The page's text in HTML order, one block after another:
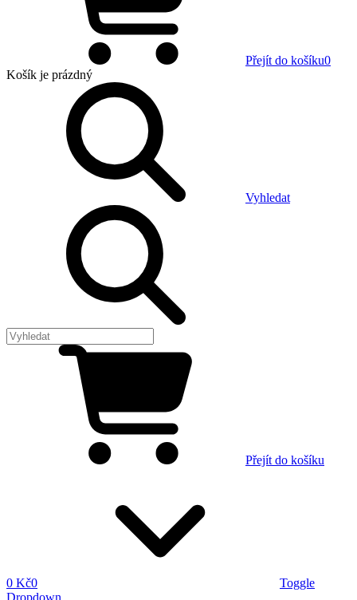
Přejít do košíku0
Košík je prázdný
Vyhledat
Přejít do košíku
0 Kč0
Toggle
Dropdown